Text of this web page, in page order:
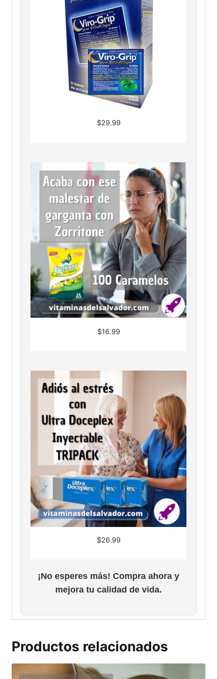
$29.99
$16.99
$26.99
¡No esperes más! Compra ahora y
mejora tu calidad de vida.
Productos relacionados